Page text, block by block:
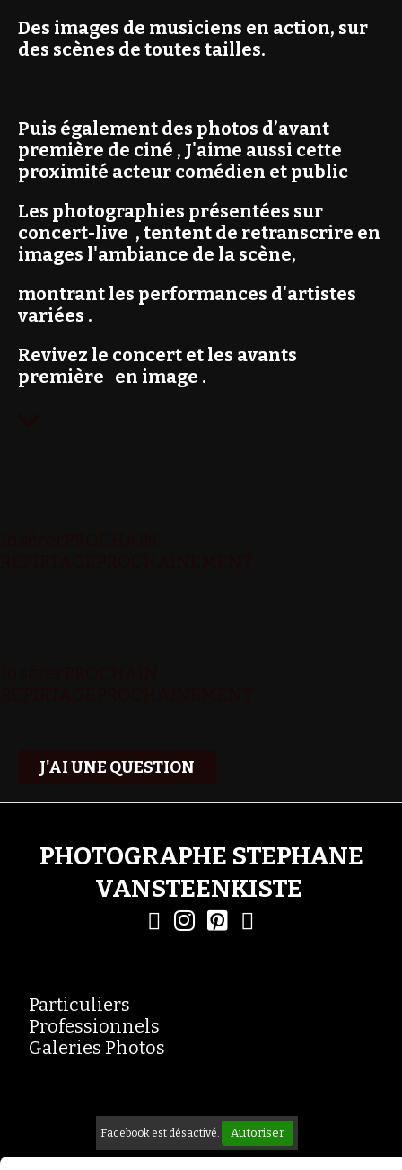
Des images de musiciens en action, sur
des scènes de toutes tailles.
Puis également des photos d’avant
première de ciné , J'aime aussi cette
proximité acteur comédien et public
Les photographies présentées sur
concert-live , tentent de retranscrire en
images l'ambiance de la scène,
montrant les performances d'artistes
variées .
Revivez le concert et les avants
première en image .
J'AI UNE QUESTION
PHOTOGRAPHE STEPHANE
VANSTEENKISTE
   
Particuliers
Professionnels
Galeries Photos
Facebook est désactivé. Autoriser